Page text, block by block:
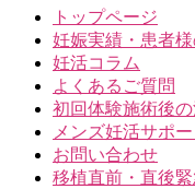
トップページ
妊娠実績・患者
妊活コラム
よくあるご質問
初回体験施術後
メンズ妊活サポー
お問い合わせ
移植直前・直後